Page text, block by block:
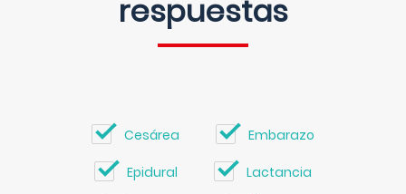
respuestas
Cesárea Embarazo
Epidural Lactancia